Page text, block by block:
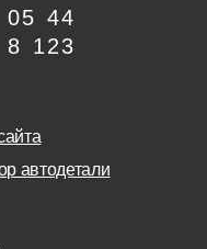
05 44
8 123
автодетали